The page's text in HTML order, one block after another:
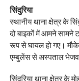
सिंदुरिया
स्थानीय थाना क्षेत्र के
दो बाइकों में आमने सामने
रूप से घायल हो गए। मौके
एम्बुलेंस से अस्पताल
सिंदुरिया थाना क्षेत्र के